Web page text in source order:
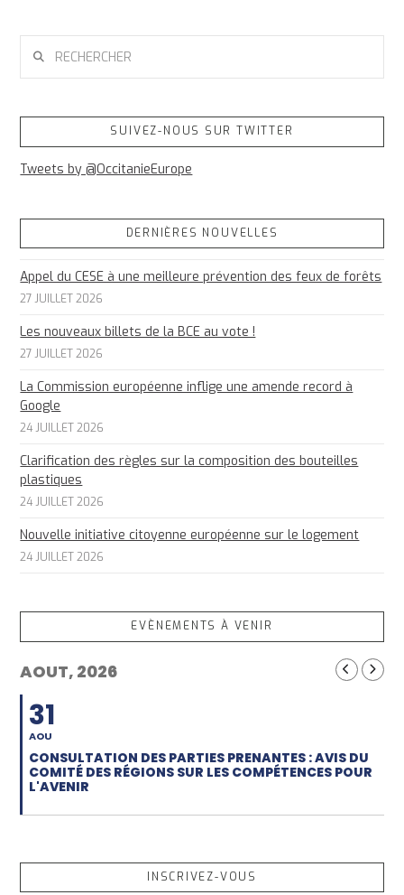
SUIVEZ-NOUS SUR TWITTER
Tweets by @OccitanieEurope
DERNIÈRES NOUVELLES
Appel du CESE à une meilleure prévention des feux de forêts
27 JUILLET 2026
Les nouveaux billets de la BCE au vote !
27 JUILLET 2026
La Commission européenne inflige une amende record à
Google
24 JUILLET 2026
Clarification des règles sur la composition des bouteilles
plastiques
24 JUILLET 2026
Nouvelle initiative citoyenne européenne sur le logement
24 JUILLET 2026
EVÈNEMENTS À VENIR
AOUT, 2026
31
AOU
CONSULTATION DES PARTIES PRENANTES : AVIS DU
COMITÉ DES RÉGIONS SUR LES COMPÉTENCES POUR
L'AVENIR
INSCRIVEZ-VOUS